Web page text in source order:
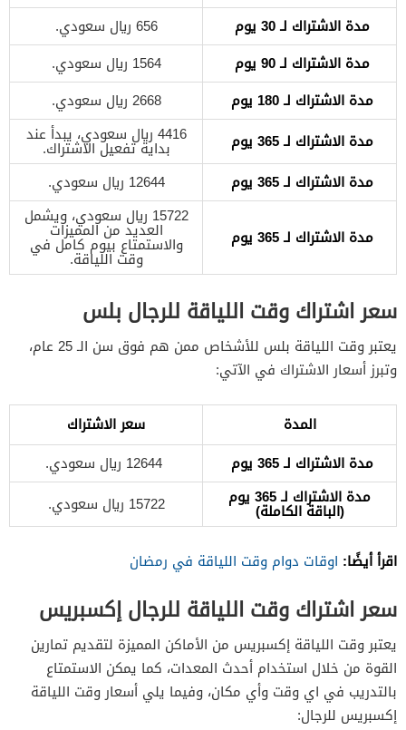
مدة الاشتراك لـ 30 يوم
656 ريال سعودي.
مدة الاشتراك لـ 90 يوم
1564 ريال سعودي.
مدة الاشتراك لـ 180 يوم
2668 ريال سعودي.
مدة الاشتراك لـ 365 يوم
4416 ريال سعودي، يبدأ عند
بداية تفعيل الاشتراك.
مدة الاشتراك لـ 365 يوم
12644 ريال سعودي.
مدة الاشتراك لـ 365 يوم
15722 ريال سعودي، ويشمل
العديد من المميزات
والاستمتاع بيوم كامل في
وقت اللياقة.
سعر اشتراك وقت اللياقة للرجال بلس
يعتبر وقت اللياقة بلس للأشخاص ممن هم فوق سن الـ 25 عام،
وتبرز أسعار الاشتراك في الآتي:
المدة
سعر الاشتراك
مدة الاشتراك لـ 365 يوم
مدة الاشتراك لـ 365 يوم
(الباقة الكاملة) 15722 ريال سعودي.
اقرأ أيضًا: اوقات دوام وقت اللياقة في رمضان
سعر اشتراك وقت اللياقة للرجال إكسبريس
يعتبر وقت اللياقة إكسبريس من الأماكن المميزة لتقديم تمارين
القوة من خلال استخدام أحدث المعدات، كما يمكن الاستمتاع
بالتدريب في اي وقت وأي مكان، وفيما يلي أسعار وقت اللياقة
إكسبريس للرجال: